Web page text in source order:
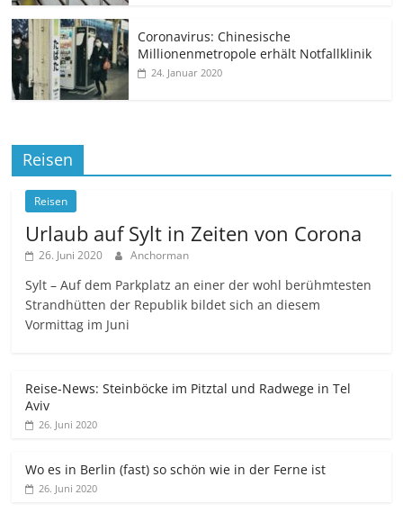
Coronavirus: Chinesische
Millionenmetropole erhält Notfallklinik
24. Januar 2020
Reisen
Reisen
Urlaub auf Sylt in Zeiten von Corona
26. Juni 2020 Anchorman
Sylt – Auf dem Parkplatz an einer der wohl berühmtesten
Strandhütten der Republik bildet sich an diesem
Vormittag im Juni
Reise-News: Steinböcke im Pitztal und Radwege in Tel
Aviv
26. Juni 2020
Wo es in Berlin (fast) so schön wie in der Ferne ist
26. Juni 2020